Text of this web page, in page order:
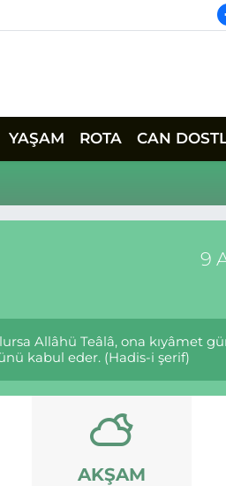
YAŞAM ROTA CAN
9
Allâhü Teâlâ, ona kıyâmet
kabul eder. (Hadis-i şerif)
AKŞAM